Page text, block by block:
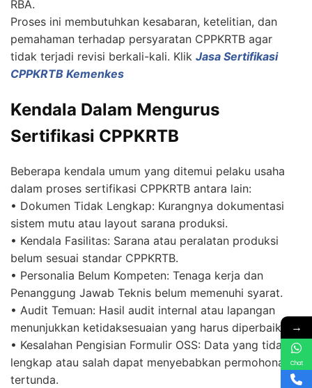
RBA.
Proses ini membutuhkan kesabaran, ketelitian, dan
pemahaman terhadap persyaratan CPPKRTB agar
tidak terjadi revisi berkali-kali. Klik Jasa Sertifikasi
CPPKRTB Kemenkes
Kendala Dalam Mengurus
Sertifikasi CPPKRTB
Beberapa kendala umum yang ditemui pelaku usaha
dalam proses sertifikasi CPPKRTB antara lain:
• Dokumen Tidak Lengkap: Kurangnya dokumentasi
sistem mutu atau layout sarana produksi.
• Kendala Fasilitas: Sarana atau peralatan produksi
belum sesuai standar CPPKRTB.
• Personalia Belum Kompeten: Tenaga kerja dan
Penanggung Jawab Teknis belum memenuhi syarat.
• Audit Temuan: Hasil audit internal atau lapangan
menunjukkan ketidaksesuaian yang harus diperbaiki.
• Kesalahan Pengisian Formulir OSS: Data yang tidak
lengkap atau salah dapat menyebabkan permohonan
tertunda.
→
Chat